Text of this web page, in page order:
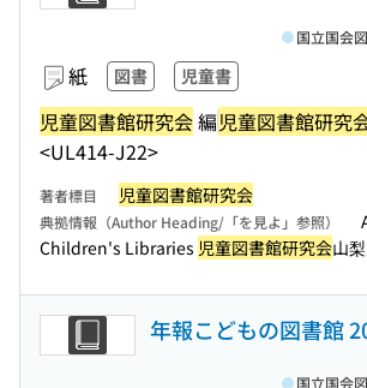
紙 図書 児童書
児童図書館研究会編児童図書館研究
<UL414-J22>
国立国会
著者標目 児童図書館研究会
典拠情報（Author Heading/「を見よ」参照）
Children's Libraries 児童図書館研究会山
年報こどもの図書館
国立国会